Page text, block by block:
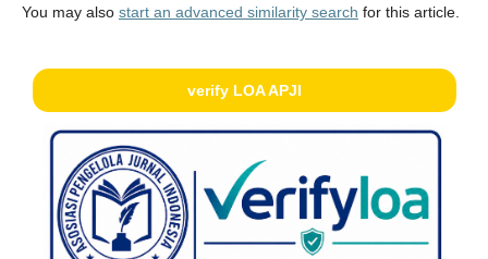
You may also start an advanced similarity search for this article.
verify LOA APJI